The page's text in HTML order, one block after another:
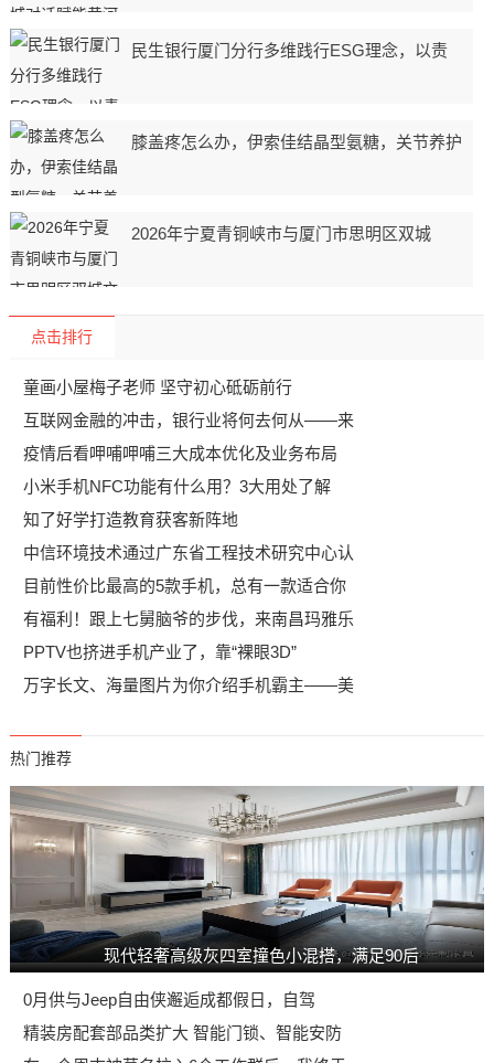
民生银行厦门分行多维践行ESG理念，以责
膝盖疼怎么办，伊索佳结晶型氨糖，关节养护
2026年宁夏青铜峡市与厦门市思明区双城
点击排行
童画小屋梅子老师 坚守初心砥砺前行
互联网金融的冲击，银行业将何去何从——来
疫情后看呷哺呷哺三大成本优化及业务布局
小米手机NFC功能有什么用？3大用处了解
知了好学打造教育获客新阵地
中信环境技术通过广东省工程技术研究中心认
目前性价比最高的5款手机，总有一款适合你
有福利！跟上七舅脑爷的步伐，来南昌玛雅乐
PPTV也挤进手机产业了，靠“裸眼3D”
万字长文、海量图片为你介绍手机霸主——美
热门推荐
现代轻奢高级灰四室撞色小混搭，满足90后
0月供与Jeep自由侠邂逅成都假日，自驾
精装房配套部品类扩大 智能门锁、智能安防